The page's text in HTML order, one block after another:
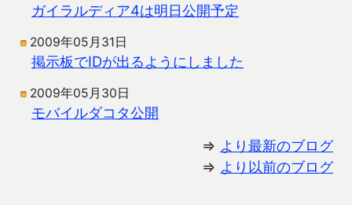
ガイラルディア4は明日公開予定
2009年05月31日
掲示板でIDが出るようにしました
2009年05月30日
モバイルダコタ公開
⇒ より最新のブログ
⇒ より以前のブログ